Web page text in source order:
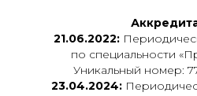
21.06.2022:
по специальности
Уникальный номер:
23.04.2024: